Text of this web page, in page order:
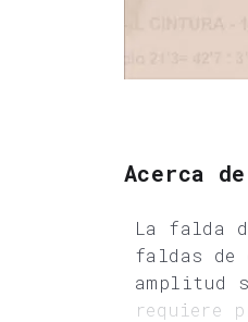
Acerca
La falda
faldas de
amplitud
requiere